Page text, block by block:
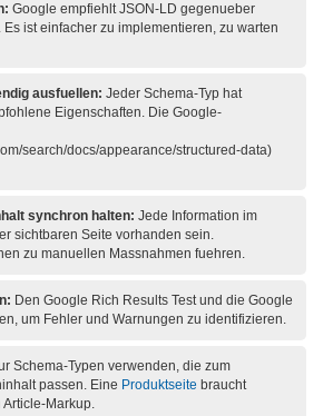
Google empfiehlt JSON-LD gegenueber
Es ist einfacher zu implementieren, zu warten
ausfuellen: Jeder Schema-Typ hat
Eigenschaften. Die Google-
search/docs/appearance/structured-data)
synchron halten: Jede Information im
sichtbaren Seite vorhanden sein.
zu manuellen Massnahmen fuehren.
Den Google Rich Results Test und die Google
um Fehler und Warnungen zu identifizieren.
Schema-Typen verwenden, die zum
passen. Eine Produktseite braucht
Article-Markup.